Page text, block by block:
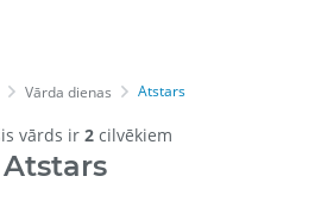
Vārda dienas Atstars
vārds ir 2 cilvēkiem
Atstars